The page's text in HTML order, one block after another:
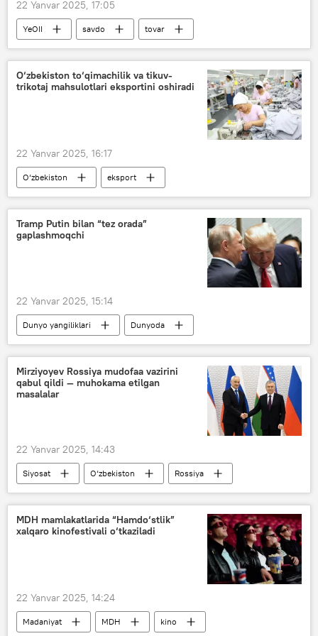
22 Yanvar 2025, 17:05
YeOII savdo
tovar
bojxona boji
O‘zbekiston va YeOII
O‘zbekiston to‘qimachilik va tikuv-
trikotaj mahsulotlari eksportini oshiradi
22 Yanvar 2025, 16:17
O‘zbekiston
eksport
to‘qimachilik
tekstil
yangi farmon
Iqtisod
Tramp Putin bilan “tez orada”
gaplashmoqchi
22 Yanvar 2025, 15:14
Dunyo yangiliklari
Dunyoda
AQSh
Rossiya
Ukraina
Donald Tramp
Vladimir Putin
Vladimir Zelenskiy
Mirziyoyev Rossiya mudofaa vazirini
qabul qildi — muhokama etilgan
masalalar
22 Yanvar 2025, 14:43
Siyosat O‘zbekiston
Rossiya
Rossiya Mudofaa vaziri
Shavkat Mirziyoyev
Andrey Belousov
hamkorlik
harbiy hamkorlik
MDH mamlakatlarida “Hamdo‘stlik”
xalqaro kinofestivali o‘tkaziladi
22 Yanvar 2025, 14:24
Madaniyat MDH kino